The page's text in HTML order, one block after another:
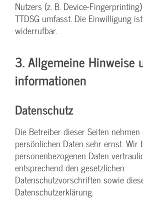
Nutzers (z. B. Device-
TTDSG umfasst. Die Einwilligung
widerrufbar.
3. Allgemeine
informationen
Datenschutz
Die Betreiber dieser Seiten
persönlichen Daten sehr ernst. Wir
personenbezogenen Daten
entsprechend den gesetzlichen
Datenschutzvorschriften sowie
Datenschutzerklärung.